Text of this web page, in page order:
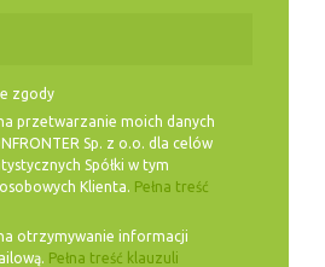
zgody
przetwarzanie moich danych
Sp. z o.o. dla celów
Spółki w tym
Klienta. Pełna treść
otrzymywanie informacji
Pełna treść klauzuli